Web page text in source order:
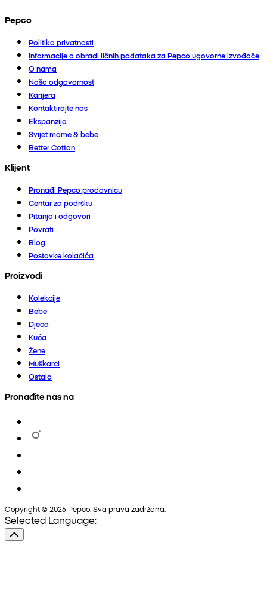
Pepco
Politika privatnosti
Informacije o obradi ličnih podataka za Pepco ugovorne izvođače
O nama
Naša odgovornost
Karijera
Kontaktirajte nas
Ekspanzija
Svijet mame & bebe
Better Cotton
Klijent
Pronađi Pepco prodavnicu
Centar za podršku
Pitanja i odgovori
Povrati
Blog
Postavke kolačića
Proizvodi
Kolekcije
Bebe
Djeca
Kuća
Žene
Muškarci
Ostalo
Pronađite nas na
Copyright © 2026 Pepco. Sva prava zadržana.
Selected Language: